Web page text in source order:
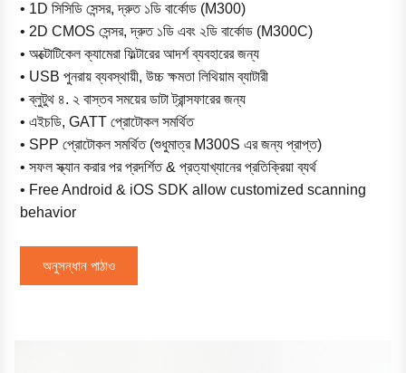
• 1D সিসিডি সেন্সর, দ্রুত ১ডি বার্কোড (M300)
• 2D CMOS সেন্সর, দ্রুত ১ডি এবং ২ডি বার্কোড (M300C)
• অক্টোটিকেল ক্যামেরা ফিল্টারের আদর্শ ব্যবহারের জন্য
• USB পুনরায় ব্যবস্থায়ী, উচ্চ ক্ষমতা লিথিয়াম ব্যাটারী
• ব্লুটুথ ৪. ২ বাস্তব সময়ের ডাটা ট্রান্সফারের জন্য
• এইচডি, GATT প্রোটোকল সমর্থিত
• SPP প্রোটোকল সমর্থিত (শুধুমাত্র M300S এর জন্য প্রাপ্ত)
• সফল স্ক্যান করার পর প্রদর্শিত & প্রত্যাখ্যানের প্রতিক্রিয়া ব্যর্থ
• Free Android & iOS SDK allow customized scanning
behavior
অনুসন্ধান পাঠাও